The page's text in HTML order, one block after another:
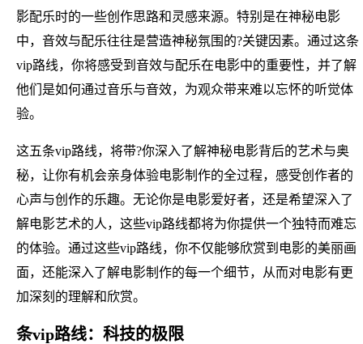
影配乐时的一些创作思路和灵感来源。特别是在神秘电影
中，音效与配乐往往是营造神秘氛围的?关键因素。通过这条
vip路线，你将感受到音效与配乐在电影中的重要性，并了解
他们是如何通过音乐与音效，为观众带来难以忘怀的听觉体
验。
这五条vip路线，将带?你深入了解神秘电影背后的艺术与奥
秘，让你有机会亲身体验电影制作的全过程，感受创作者的
心声与创作的乐趣。无论你是电影爱好者，还是希望深入了
解电影艺术的人，这些vip路线都将为你提供一个独特而难忘
的体验。通过这些vip路线，你不仅能够欣赏到电影的美丽画
面，还能深入了解电影制作的每一个细节，从而对电影有更
加深刻的理解和欣赏。
条vip路线：科技的极限